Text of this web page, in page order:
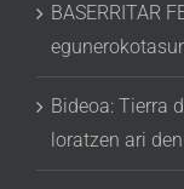
BASERRITAR
Bideoa: Tierra
loratzen ari